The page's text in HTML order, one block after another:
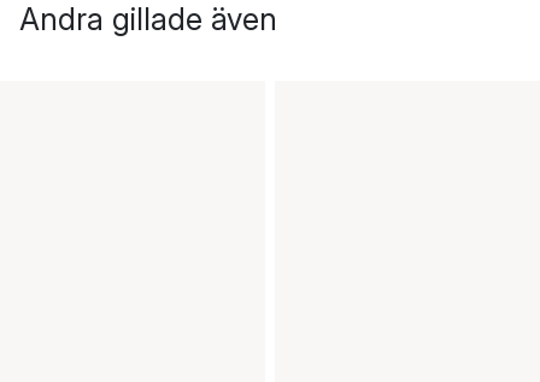
Andra gillade även